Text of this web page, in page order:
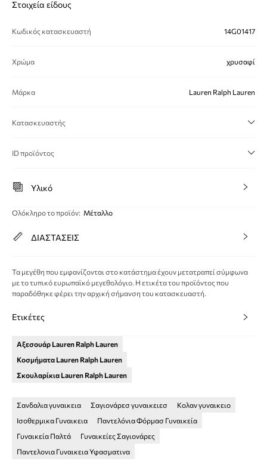
Στοιχεία είδους
Κωδικός κατασκευαστή 14G01417
Χρώμα χρυσαφί
Μάρκα Lauren Ralph Lauren
Κατασκευαστής
ID προϊόντος
Υλικό
Ολόκληρο το προϊόν: Μέταλλο
ΔΙΑΣΤΑΣΕΙΣ
Τα μεγέθη που εμφανίζονται στο κατάστημα έχουν μετατραπεί σύμφωνα
με το τυπικό ευρωπαϊκό μεγεθολόγιο. Η ετικέτα του προϊόντος που
παραδόθηκε φέρει την αρχική σήμανση του κατασκευαστή.
Ετικέτες
Αξεσουάρ Lauren Ralph Lauren
Κοσμήματα Lauren Ralph Lauren
Σκουλαρίκια Lauren Ralph Lauren
Σανδαλια γυναικεια Σαγιονάρεσ γυναικειεσ
Κολαν γυναικειο
Ισοθερμικα Γυναικεια
Παντελόνια Φόρμασ Γυναικεία
Γυναικεία Παλτά
Γυναικείες Σαγιονάρες
Παντελονια Γυναικεια Υφασματινα